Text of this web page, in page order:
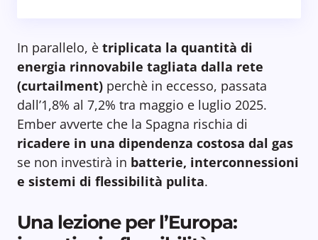
In parallelo, è triplicata la quantità di
energia rinnovabile tagliata dalla rete
(curtailment) perchè in eccesso, passata
dall’1,8% al 7,2% tra maggio e luglio 2025.
Ember avverte che la Spagna rischia di
ricadere in una dipendenza costosa dal gas
se non investirà in batterie, interconnessioni
e sistemi di flessibilità pulita.
Una lezione per l’Europa: